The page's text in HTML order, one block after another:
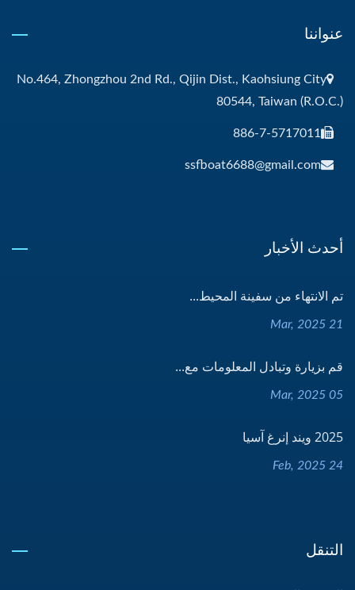
عنواننا
No.464, Zhongzhou 2nd Rd., Qijin Dist., Kaohsiung City
80544, Taiwan (R.O.C.)
886-7-5717011
ssfboat6688@gmail.com
أحدث الأخبار
تم الانتهاء من سفينة المحيط...
21 Mar, 2025
قم بزيارة وتبادل المعلومات مع...
05 Mar, 2025
2025 ويند إنرغ آسيا
24 Feb, 2025
التنقل